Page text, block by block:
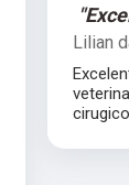
Lilian